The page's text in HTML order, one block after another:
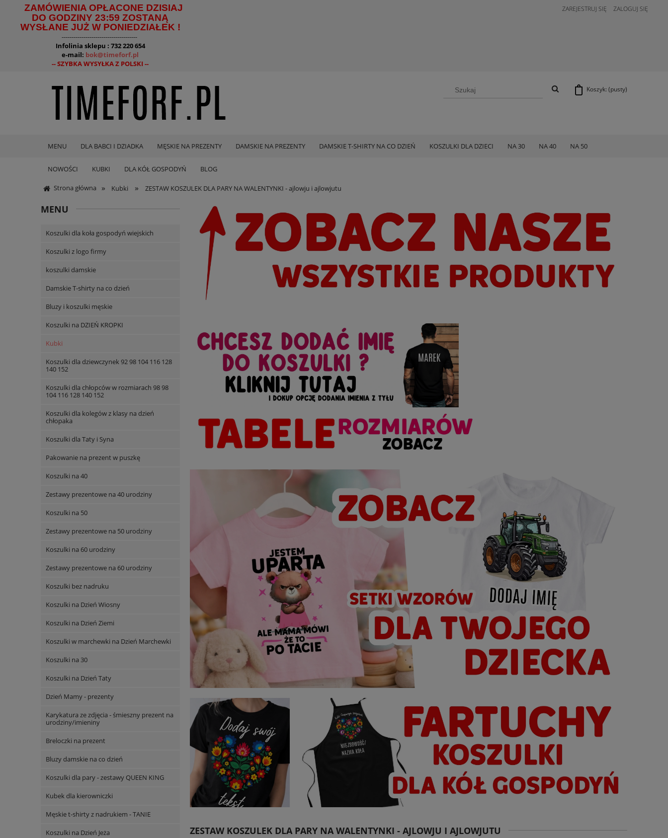
ZAMÓWIENIA OPŁACONE DZISIAJ
DO GODZINY 23:59 ZOSTANĄ
WYSŁANE JUŻ W PONIEDZIAŁEK !
--------------------------------------
Infolinia sklepu : 732 220 654
e-mail: bok@timeforf.pl
-- SZYBKA WYSYŁKA Z POLSKI --
ZAREJESTRUJ SIĘ ZALOGUJ SIĘ
Koszyk: (pusty)
MENU DLA BABCI I DZIADKA MĘSKIE NA PREZENTY DAMSKIE NA PREZENTY DAMSKIE T-SHIRTY NA CO DZIEŃ KOSZULKI DLA DZIECI NA 30 NA 40 NA 50
NOWOŚCI KUBKI DLA KÓŁ GOSPODYŃ BLOG
Strona główna » Kubki » ZESTAW KOSZULEK DLA PARY NA WALENTYNKI - ajlowju i ajlowjutu
MENU
Koszulki dla koła gospodyń wiejskich
Koszulki z logo firmy
koszulki damskie
Damskie T-shirty na co dzień
Bluzy i koszulki męskie
Koszulki na DZIEŃ KROPKI
Kubki
Koszulki dla dziewczynek 92 98 104 116 128
140 152
Koszulki dla chłopców w rozmiarach 98 98
104 116 128 140 152
Koszulki dla kolegów z klasy na dzień
chłopaka
Koszulki dla Taty i Syna
Pakowanie na prezent w puszkę
Koszulki na 40
Zestawy prezentowe na 40 urodziny
Koszulki na 50
Zestawy prezentowe na 50 urodziny
Koszulki na 60 urodziny
Zestawy prezentowe na 60 urodziny
Koszulki bez nadruku
Koszulki na Dzień Wiosny
Koszulki na Dzień Ziemi
Koszulki w marchewki na Dzień Marchewki
Koszulki na 30
Koszulki na Dzień Taty
Dzień Mamy - prezenty
Karykatura ze zdjęcia - śmieszny prezent na
urodziny/imieniny
Breloczki na prezent
Bluzy damskie na co dzień
Koszulki dla pary - zestawy QUEEN KING
Kubek dla kierowniczki
Męskie t-shirty z nadrukiem - TANIE
Koszulki na Dzień Jeża ZESTAW KOSZULEK DLA PARY NA WALENTYNKI - AJLOWJU I AJLOWJUTU